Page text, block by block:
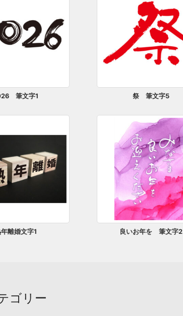
筆文字1 祭 筆文字5
離婚文字1 良いお年を 筆文字2
ゴリー